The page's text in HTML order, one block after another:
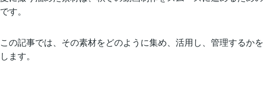
です。
この記事では、その素材をどのように集め、活用し、管理するか
します。